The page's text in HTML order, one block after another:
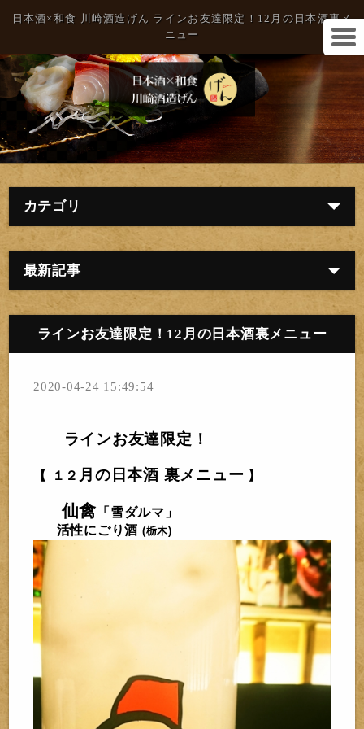
日本酒×和食 川崎酒造げん ラインお友達限定！12月の日本酒裏メ
ニュー
カテゴリ
最新記事
ラインお友達限定！12月の日本酒裏メニュー
2020-04-24 15:49:54
ラインお友達限定！
【 １２ 月の日本酒 裏メニュー 】
仙禽 「雪ダルマ」
活性にごり酒 (栃木)